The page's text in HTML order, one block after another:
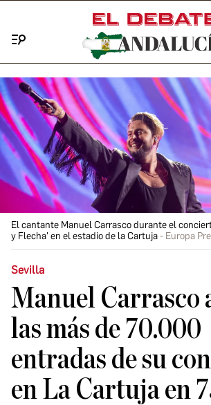
El cantante Manuel Carrasco durante el
y Flecha' en el estadio de la Cartuja
Europa
Sevilla
Manuel Carrasco
las más de 70.000
entradas de su
en La Cartuja en